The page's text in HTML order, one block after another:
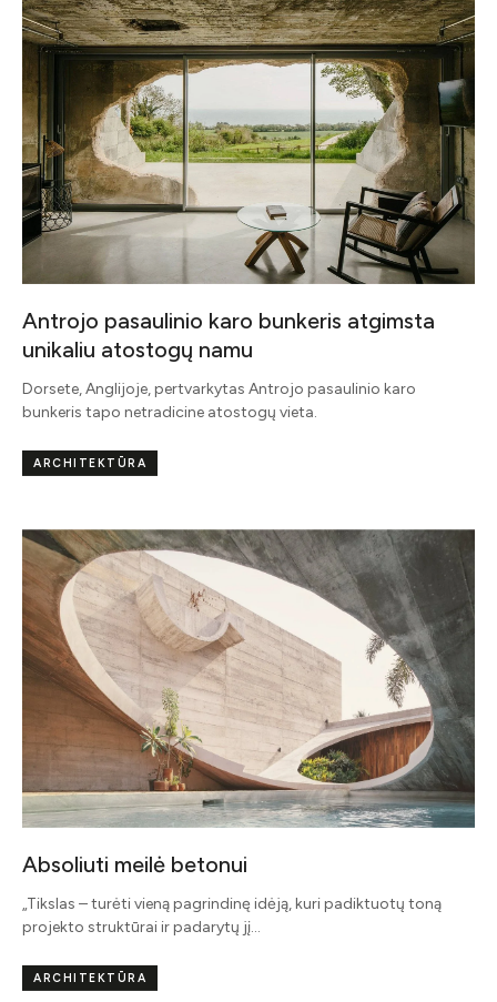
Antrojo pasaulinio karo bunkeris atgimsta
unikaliu atostogų namu
Dorsete, Anglijoje, pertvarkytas Antrojo pasaulinio karo
bunkeris tapo netradicine atostogų vieta.
ARCHITEKTŪRA
Absoliuti meilė betonui
„Tikslas – turėti vieną pagrindinę idėją, kuri padiktuotų toną
projekto struktūrai ir padarytų jį…
ARCHITEKTŪRA